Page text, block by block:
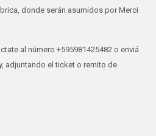
donde serán asumidos por Merci
al número +595981425482 o enviá
adjuntando el ticket o remito de